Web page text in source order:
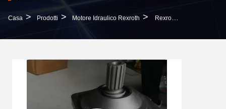
Casa > Prodotti > Motore Idraulico Rexroth > Rexroth A6VM140HA1R2 A6VM Motor Idraulico Ad Alta Pressione A6VM 107 HA1T/60 W 0308-PZB A6VM107